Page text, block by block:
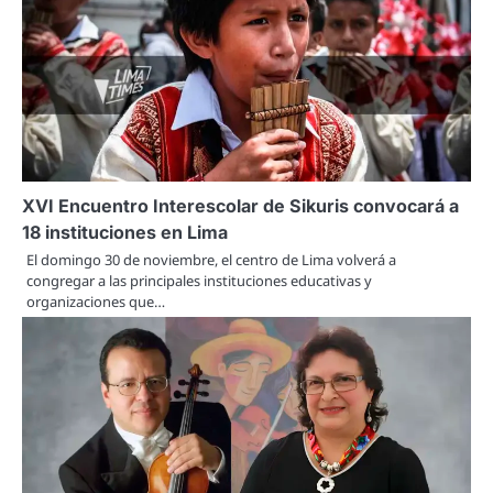
XVI Encuentro Interescolar de Sikuris convocará a
18 instituciones en Lima
El domingo 30 de noviembre, el centro de Lima volverá a
congregar a las principales instituciones educativas y
organizaciones que…